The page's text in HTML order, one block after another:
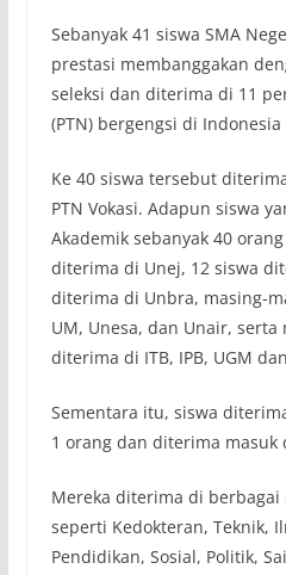
Sebanyak 41 siswa SMA
prestasi membanggakan
seleksi dan diterima di 11
(PTN) bergengsi di
Ke 40 siswa tersebut
PTN Vokasi. Adapun siswa
Akademik sebanyak 40
diterima di Unej, 12 siswa
diterima di Unbra, masing-
UM, Unesa, dan Unair, serta
diterima di ITB, IPB, UGM
Sementara itu, siswa
1 orang dan diterima masuk
Mereka diterima di
seperti Kedokteran, Teknik,
Pendidikan, Sosial, Politik,